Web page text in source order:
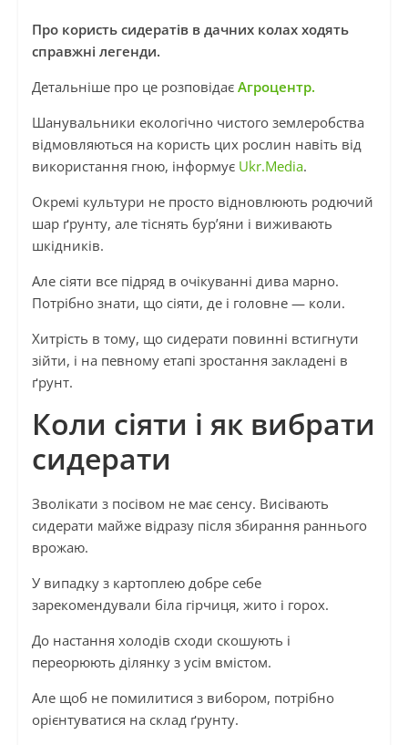
Про користь сидератів в дачних колах ходять
справжні легенди.
Детальніше про це розповідає Агроцентр.
Шанувальники екологічно чистого землеробства
відмовляються на користь цих рослин навіть від
використання гною, інформує Ukr.Media.
Окремі культури не просто відновлюють родючий
шар ґрунту, але тіснять бур’яни і виживають
шкідників.
Але сіяти все підряд в очікуванні дива марно.
Потрібно знати, що сіяти, де і головне — коли.
Хитрість в тому, що сидерати повинні встигнути
зійти, і на певному етапі зростання закладені в
ґрунт.
Коли сіяти і як вибрати
сидерати
Зволікати з посівом не має сенсу. Висівають
сидерати майже відразу після збирання раннього
врожаю.
У випадку з картоплею добре себе
зарекомендували біла гірчиця, жито і горох.
До настання холодів сходи скошують і
переорюють ділянку з усім вмістом.
Але щоб не помилитися з вибором, потрібно
орієнтуватися на склад ґрунту.